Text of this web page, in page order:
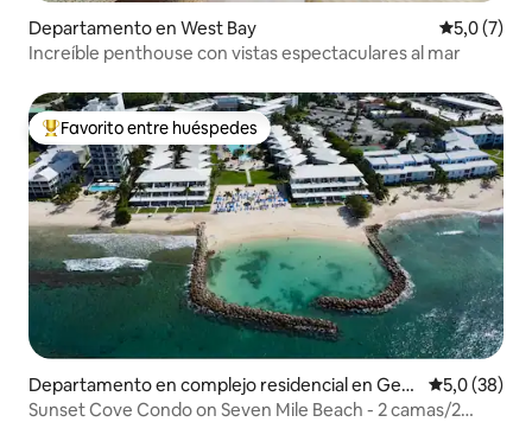
Departamento en West Bay
5,0 (7)
Increíble penthouse con vistas espectaculares al mar
Favorito entre los huéspedes más destacados
Favorito entre huéspedes
Departamento en complejo residencial en Geor
ge Town
Calificación
5,0 (38)
Sunset Cove Condo on Seven Mile Beach - 2 camas/2